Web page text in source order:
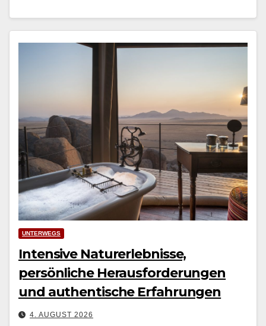
UNTERWEGS
Intensive Naturerlebnisse,
persönliche Herausforderungen
und authentische Erfahrungen
4. AUGUST 2026